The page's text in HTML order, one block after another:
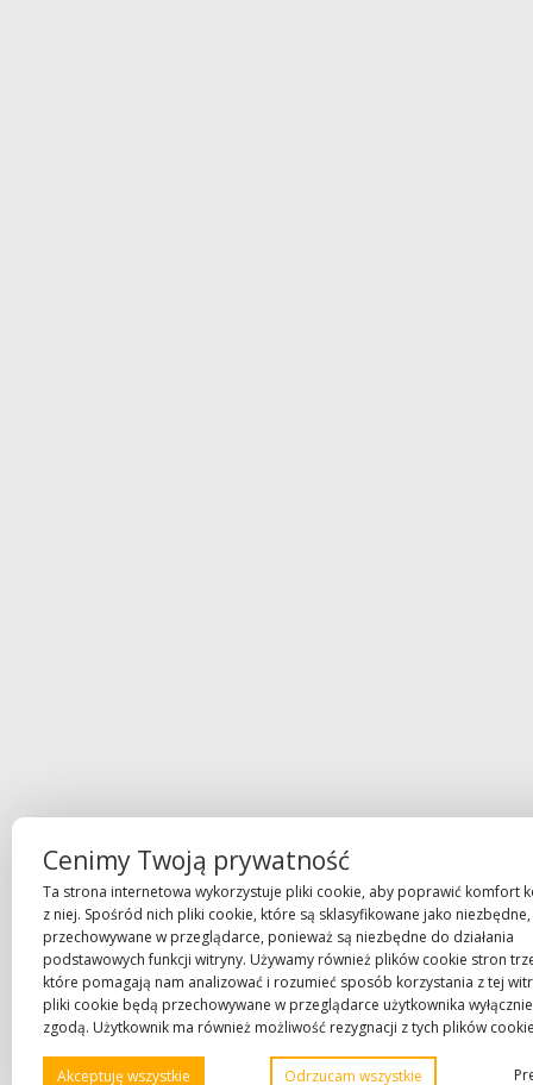
Cenimy Twoją prywatność
Ta strona internetowa wykorzystuje pliki cookie, aby poprawić komfort
z niej. Spośród nich pliki cookie, które są sklasyfikowane jako niezbędne,
przechowywane w przeglądarce, ponieważ są niezbędne do działania
podstawowych funkcji witryny. Używamy również plików cookie stron
które pomagają nam analizować i rozumieć sposób korzystania z tej
pliki cookie będą przechowywane w przeglądarce użytkownika
zgodą. Użytkownik ma również możliwość rezygnacji z tych plików
Akceptuję wszystkie Odrzucam wszystkie